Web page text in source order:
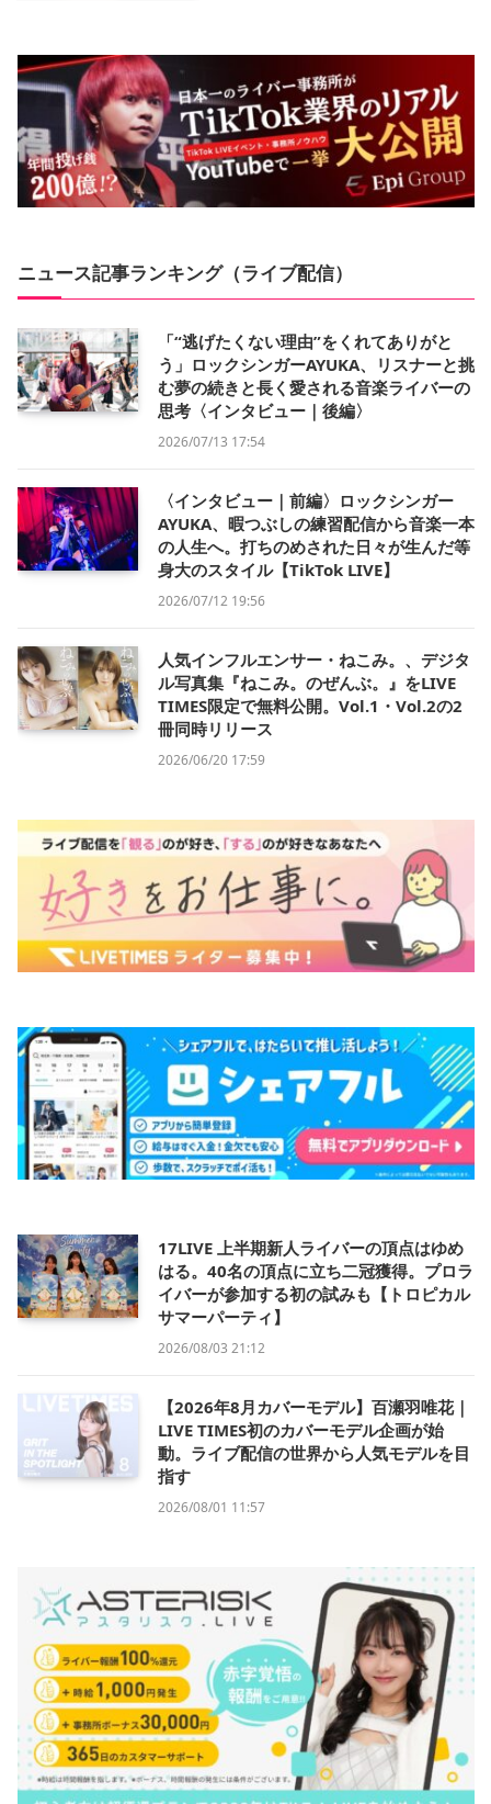
ニュース記事ランキング（ライブ配信）
「“逃げたくない理由”をくれてありがと
う」ロックシンガーAYUKA、リスナーと挑
む夢の続きと長く愛される音楽ライバーの
思考〈インタビュー｜後編〉
2026/07/13 17:54
〈インタビュー｜前編〉ロックシンガー
AYUKA、暇つぶしの練習配信から音楽一本
の人生へ。打ちのめされた日々が生んだ等
身大のスタイル【TikTok LIVE】
2026/07/12 19:56
人気インフルエンサー・ねこみ。、デジタ
ル写真集『ねこみ。のぜんぶ。』をLIVE
TIMES限定で無料公開。Vol.1・Vol.2の2
冊同時リリース
2026/06/20 17:59
17LIVE 上半期新人ライバーの頂点はゆめ
はる。40名の頂点に立ち二冠獲得。プロラ
イバーが参加する初の試みも【トロピカル
サマーパーティ】
2026/08/03 21:12
【2026年8月カバーモデル】百瀬羽唯花｜
LIVE TIMES初のカバーモデル企画が始
動。ライブ配信の世界から人気モデルを目
指す
2026/08/01 11:57